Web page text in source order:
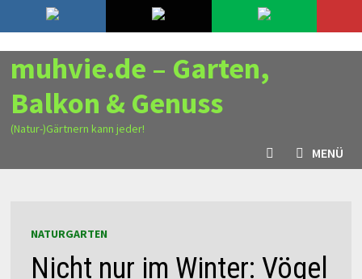
zum
Inhalt
8. August 2026
muhvie.de – Garten,
Balkon & Genuss
(Natur-)Gärtnern kann jeder!
MENÜ
NATURGARTEN
Nicht nur im Winter: Vögel